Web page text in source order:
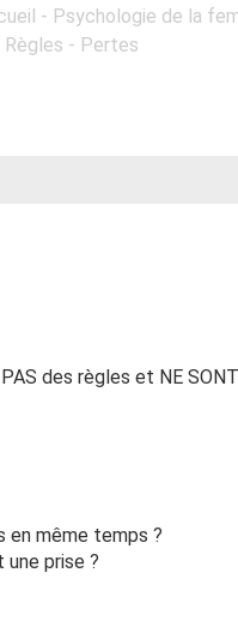
- Psychologie de la
- Pertes
des règles et NE
en même temps ?
une prise ?